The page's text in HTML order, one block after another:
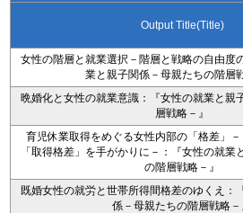
Output Title(Title)
女性の階層と就業選択－階層と戦略の自由度
業と親子関係－母親たちの階層
晩婚化と女性の就業意識：『女性の就業と親
層戦略－』
育児休業取得をめぐる女性内部の「格差」
「取得格差」を手がかりに－：『女性の就業
の階層戦略－』
既婚女性の就労と世帯所得間格差のゆくえ：
係－母親たちの階層戦略－